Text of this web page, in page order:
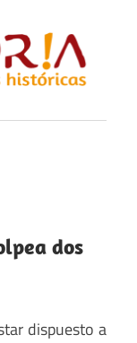
dos
dispuesto a